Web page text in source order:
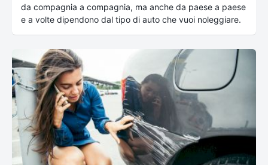
da compagnia a compagnia, ma anche da paese a paese
e a volte dipendono dal tipo di auto che vuoi noleggiare.